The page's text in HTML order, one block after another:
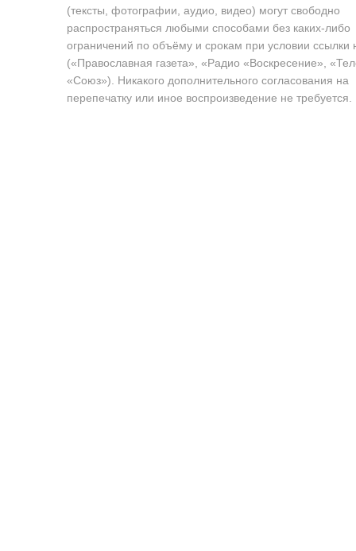
(тексты, фотографии, аудио, видео) могут свободно
распространяться любыми способами без каких-либо
ограничений по объёму и срокам при условии ссылки
(«Православная газета», «Радио «Воскресение»,
«Союз»). Никакого дополнительного согласования на
перепечатку или иное воспроизведение не требуется.